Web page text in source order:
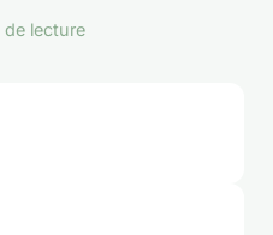
de lecture